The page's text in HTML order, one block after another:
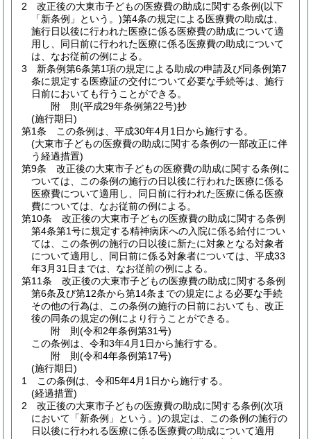
2
改正後の大東市子どもの医療費の助成に関する条例(以下
「新条例」という。)第4条の規定による医療費の助成は、
施行日以後に行われた医療に係る医療費の助成について適
用し、同日前に行われた医療に係る医療費の助成について
は、なお従前の例による。
3
新条例第6条第1項の規定による助成の申請及び同条例第7
条に規定する医療証の交付について必要な手続等は、施行
日前においても行うことができる。
附 則(平成29年条例第22号)抄
(施行期日)
第1条
この条例は、平成30年4月1日から施行する。
(大東市子どもの医療費の助成に関する条例の一部改正に伴
う経過措置)
第9条
改正後の大東市子どもの医療費の助成に関する条例に
ついては、この条例の施行の日以後に行われた医療に係る
医療費について適用し、同日前に行われた医療に係る医療
費については、なお従前の例による。
第10条
改正後の大東市子どもの医療費の助成に関する条例
第4条第1号に規定する精神病床への入院に係る給付につい
ては、この条例の施行の日以後に新たに対象となる対象者
について適用し、同日前に係る対象者については、平成33
年3月31日までは、なお従前の例による。
第11条
改正後の大東市子どもの医療費の助成に関する条例
第6条及び第12条から第14条までの規定による必要な手続
その他の行為は、この条例の施行の日前においても、改正
後の同条の規定の例により行うことができる。
附 則(令和2年条例第31号)
この条例は、令和3年4月1日から施行する。
附 則(令和4年条例第17号)
(施行期日)
1
この条例は、令和5年4月1日から施行する。
(経過措置)
2
改正後の大東市子どもの医療費の助成に関する条例(次項
において「新条例」という。)の規定は、この条例の施行の
日以後に行われる医療に係る医療費の助成について適用